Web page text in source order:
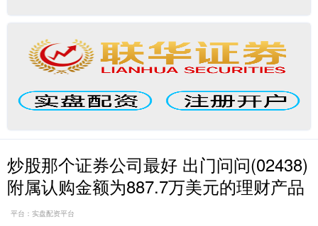
炒股那个证券公司最好 出门问问(02438)
附属认购金额为887.7万美元的理财产品
平台：实盘配资平台